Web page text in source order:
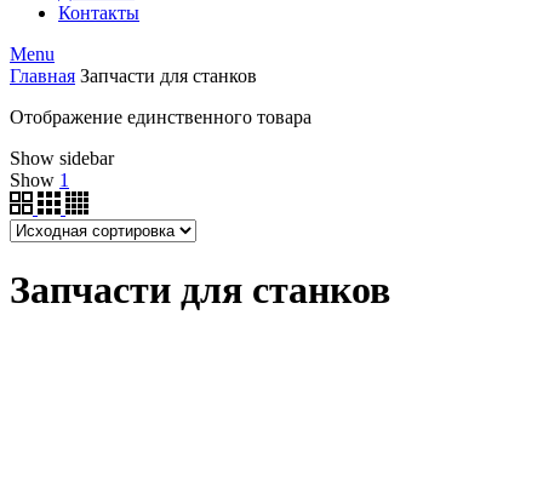
Контакты
Menu
Главная Запчасти для станков
Отображение единственного товара
Show sidebar
Show 1
Запчасти для станков